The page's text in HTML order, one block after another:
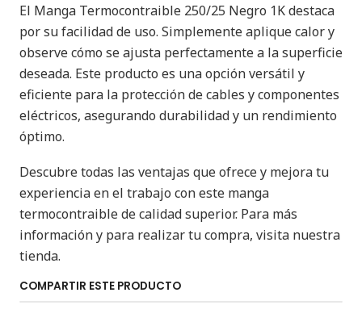
El Manga Termocontraible 250/25 Negro 1K destaca
por su facilidad de uso. Simplemente aplique calor y
observe cómo se ajusta perfectamente a la superficie
deseada. Este producto es una opción versátil y
eficiente para la protección de cables y componentes
eléctricos, asegurando durabilidad y un rendimiento
óptimo.
Descubre todas las ventajas que ofrece y mejora tu
experiencia en el trabajo con este manga
termocontraible de calidad superior. Para más
información y para realizar tu compra, visita nuestra
tienda.
COMPARTIR ESTE PRODUCTO